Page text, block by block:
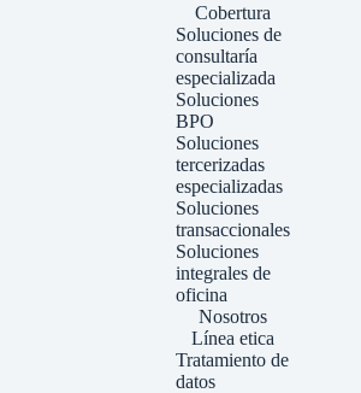
Cobertura
Soluciones de
consultaría
especializada
Soluciones
BPO
Soluciones
tercerizadas
especializadas
Soluciones
transaccionales
Soluciones
integrales de
oficina
Nosotros
Línea etica
Tratamiento de
datos